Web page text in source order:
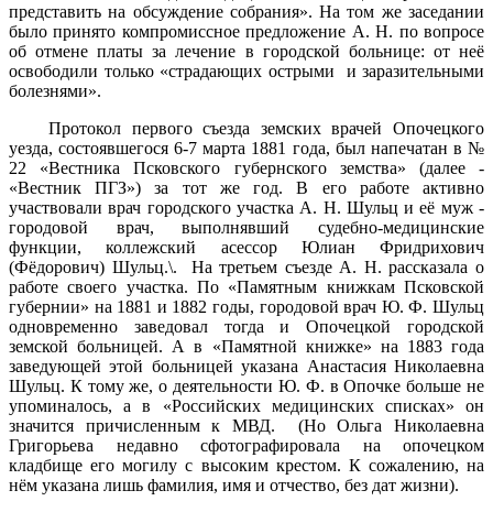
представить на обсуждение собрания». На том же заседании
было принято компромиссное предложение А. Н. по вопросе
об отмене платы за лечение в городской больнице: от неё
освободили только «страдающих острыми и заразительными
болезнями».
Протокол первого съезда земских врачей Опочецкого
уезда, состоявшегося 6-7 марта 1881 года, был напечатан в №
22 «Вестника Псковского губернского земства» (далее -
«Вестник ПГЗ») за тот же год. В его работе активно
участвовали врач городского участка А. Н. Шульц и её муж -
городовой врач, выполнявший судебно-медицинские
функции, коллежский асессор Юлиан Фридрихович
(Фёдорович) Шульц.\. На третьем съезде А. Н. рассказала о
работе своего участка. По «Памятным книжкам Псковской
губернии» на 1881 и 1882 годы, городовой врач Ю. Ф. Шульц
одновременно заведовал тогда и Опочецкой городской
земской больницей. А в «Памятной книжке» на 1883 года
заведующей этой больницей указана Анастасия Николаевна
Шульц. К тому же, о деятельности Ю. Ф. в Опочке больше не
упоминалось, а в «Российских медицинских списках» он
значится причисленным к МВД. (Но Ольга Николаевна
Григорьева недавно сфотографировала на опочецком
кладбище его могилу с высоким крестом. К сожалению, на
нём указана лишь фамилия, имя и отчество, без дат жизни).